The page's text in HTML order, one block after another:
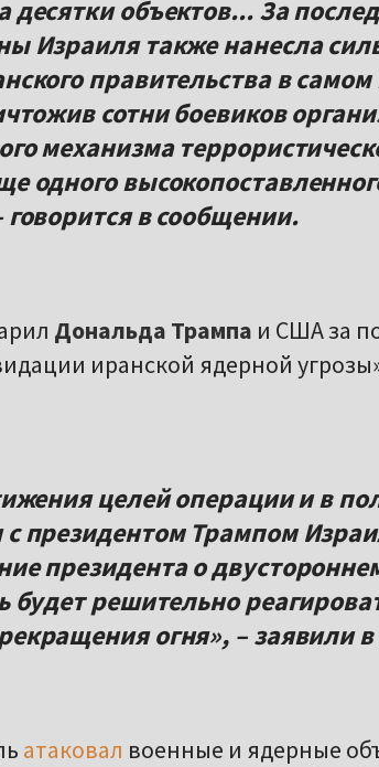
объектов... За
Израиля также нанесла
правительства в
сотни боевиков
механизма
одного
в сообщении.
Дональда Трампа и США за
иранской ядерной
целей операции и в
президентом Трампом
президента о
будет решительно
огня», – заявили
атаковал военные и ядерные